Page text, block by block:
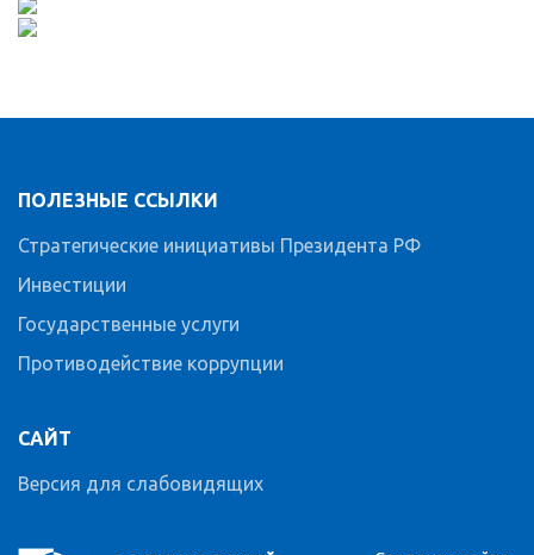
ПОЛЕЗНЫЕ ССЫЛКИ
Стратегические инициативы Президента РФ
Инвестиции
Государственные услуги
Противодействие коррупции
САЙТ
Версия для слабовидящих